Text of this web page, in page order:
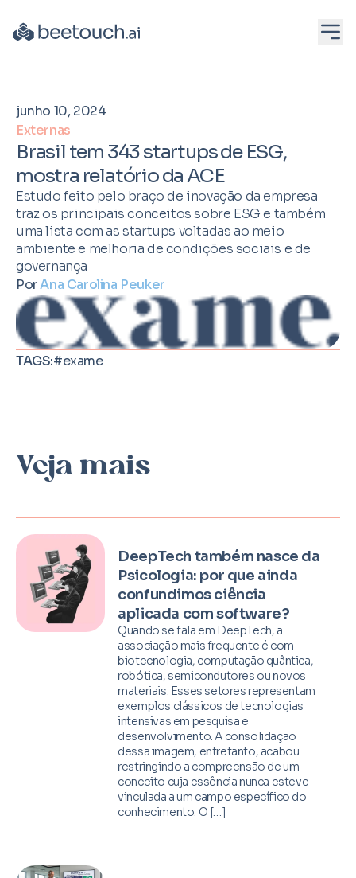
junho 10, 2024
Externas
Brasil tem 343 startups de ESG,
mostra relatório da ACE
Estudo feito pelo braço de inovação da empresa
traz os principais conceitos sobre ESG e também
uma lista com as startups voltadas ao meio
ambiente e melhoria de condições sociais e de
governança
PorAna Carolina Peuker
TAGS:#exame
Veja mais
DeepTech também nasce da
Psicologia: por que ainda
confundimos ciência
aplicada com software?
Quando se fala em DeepTech, a
associação mais frequente é com
biotecnologia, computação quântica,
robótica, semicondutores ou novos
materiais. Esses setores representam
exemplos clássicos de tecnologias
intensivas em pesquisa e
desenvolvimento. A consolidação
dessa imagem, entretanto, acabou
restringindo a compreensão de um
conceito cuja essência nunca esteve
vinculada a um campo específico do
conhecimento. O […]